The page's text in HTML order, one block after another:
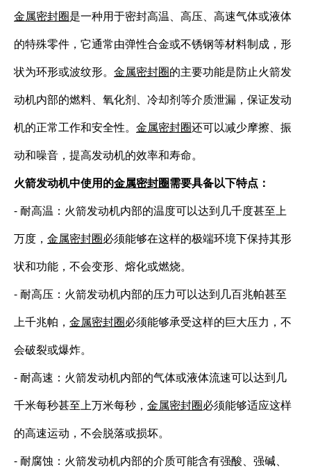
金属密封圈是一种用于密封高温、高压、高速气体或液体
的特殊零件，它通常由弹性合金或不锈钢等材料制成，形
状为环形或波纹形。 金属密封圈的主要功能是防止火箭发
动机内部的燃料、氧化剂、冷却剂等介质泄漏，保证发动
机的正常工作和安全性。 金属密封圈还可以减少摩擦、振
动和噪音，提高发动机的效率和寿命。
火箭发动机中使用的金属密封圈需要具备以下特点：
- 耐高温：火箭发动机内部的温度可以达到几千度甚至上
万度， 金属密封圈必须能够在这样的极端环境下保持其形
状和功能，不会变形、熔化或燃烧。
- 耐高压：火箭发动机内部的压力可以达到几百兆帕甚至
上千兆帕， 金属密封圈必须能够承受这样的巨大压力，不
会破裂或爆炸。
- 耐高速：火箭发动机内部的气体或液体流速可以达到几
千米每秒甚至上万米每秒， 金属密封圈必须能够适应这样
的高速运动，不会脱落或损坏。
- 耐腐蚀：火箭发动机内部的介质可能含有强酸、强碱、